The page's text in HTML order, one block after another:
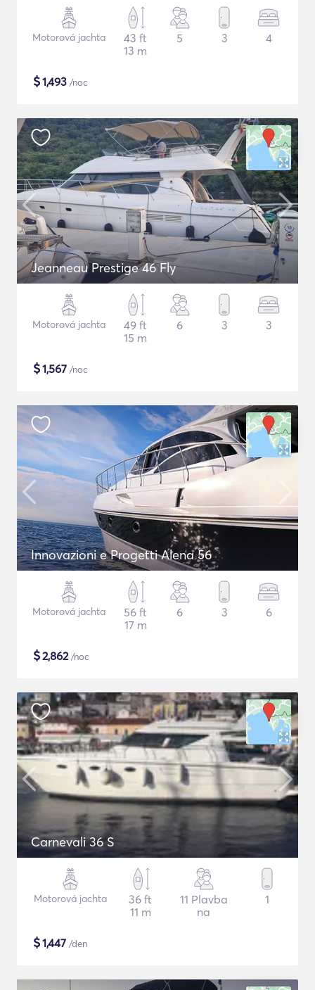
Motorová jachta
43 ft
13 m
5 3 4
$1,493 /noc
Jeanneau Prestige 46 Fly
Motorová jachta
49 ft
15 m
6 3 3
$1,567 /noc
Innovazioni e Progetti Alena 56
Motorová jachta
56 ft
17 m
6 3 6
$2,862/noc
Carnevali 36 S
Motorová jachta
36 ft
11 m
11 Plavba
na
1
$1,447 /den